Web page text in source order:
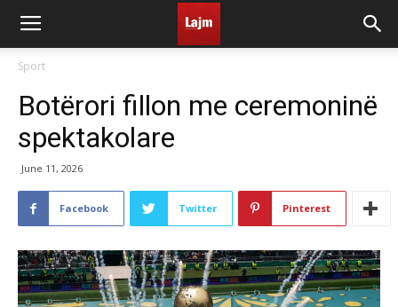
Sport
Botërori fillon me ceremoninë
spektakolare
June 11, 2026
Facebook Twitter Pinterest